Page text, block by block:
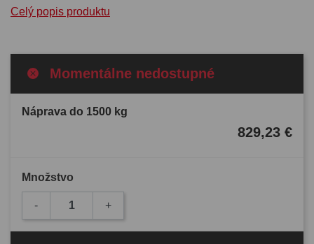
Celý popis produktu
Momentálne nedostupné
Náprava do 1500 kg
829,23 €
Množstvo
- +